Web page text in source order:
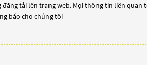
tải lên trang web. Mọi thông tin liên
báo cho chúng tôi